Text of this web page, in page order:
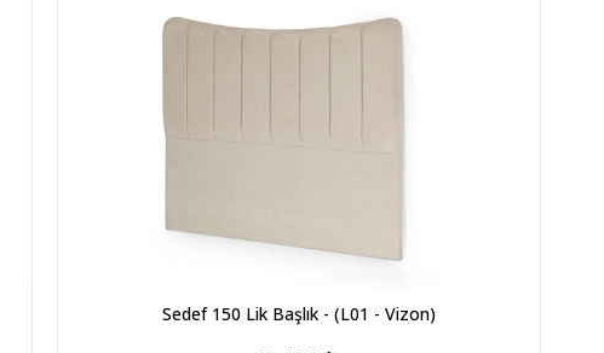
Sedef 150 Lik Başlık - (L01 - Vizon)